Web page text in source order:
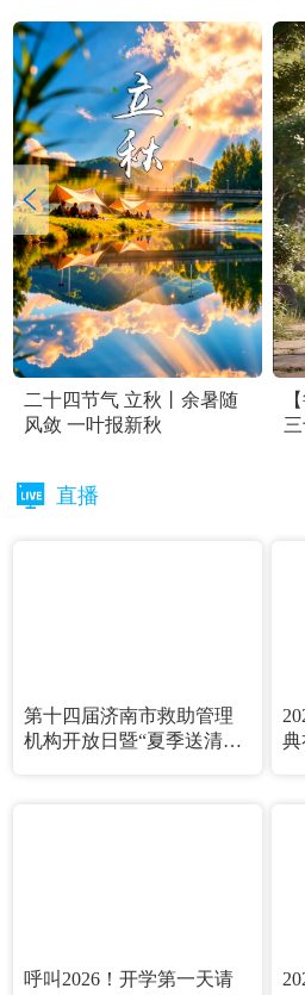
二十四节气 立秋丨余暑随
风敛 一叶报新秋
直播
第十四届济南市救助管理
机构开放日暨“夏季送清
典
呼叫2026！开学第一天请